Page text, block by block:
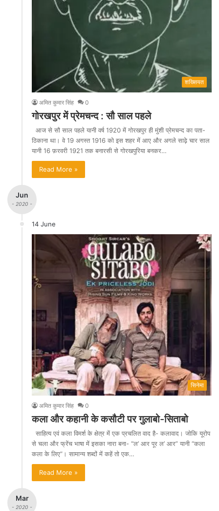
शख्सियत
अमित कुमार सिंह 0
गोरखपुर में प्रेमचन्द : सौ साल पहले
आज से सौ साल पहले यानी वर्ष 1920 में गोरखपुर ही मुंशी प्रेमचन्द का पता-
ठिकाना था। वे 19 अगस्त 1916 को इस शहर में आए और अगले साढ़े चार साल
यानी 16 फ़रवरी 1921 तक बनारसी से गोरखपुरिया बनकर…
Read More »
Jun
- 2020 -
14 June
सिनेमा
अमित कुमार सिंह 0
कला और कहानी के कसौटी पर गुलाबो-सिताबो
साहित्य एवं कला विमर्श के क्षेत्र में एक प्रचलित वाद है- कलावाद। जोकि यूरोप
से चला और फ्रेंच भाषा में इसका नारा बना- “ल’ आर पूर ल’ आर” यानी “कला
कला के लिए”। सामान्य शब्दों में कहें तो एक…
Read More »
Mar
- 2020 -